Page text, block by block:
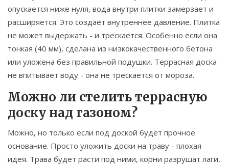
опускается ниже нуля, вода внутри плитки замерзает и
расширяется. Это создаёт внутреннее давление. Плитка
не может выдержать - и трескается. Особенно если она
тонкая (40 мм), сделана из низкокачественного бетона
или уложена без правильной подушки. Террасная доска
не впитывает воду - она не трескается от мороза.
Можно ли стелить террасную
доску над газоном?
Можно, но только если под доской будет прочное
основание. Просто уложить доски на траву - плохая
идея. Трава будет расти под ними, корни разрушат лаги,